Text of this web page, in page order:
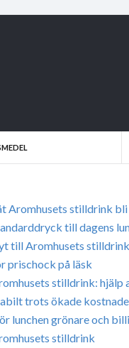
Aromhusets stilldrink bli
till dagens
till Aromhusets
prischock på läsk
stilldrink: hjälp
trots ökade
lunchen grönare och
stilldrink